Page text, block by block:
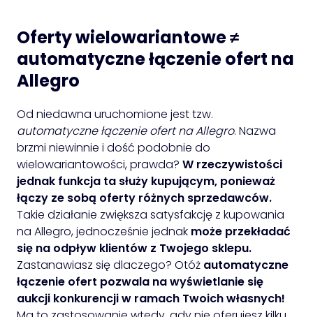
Oferty wielowariantowe ≠
automatyczne łączenie ofert na
Allegro
Od niedawna uruchomione jest tzw.
automatyczne łączenie ofert na Allegro. Nazwa
brzmi niewinnie i dość podobnie do
wielowariantowości, prawda? W rzeczywistości
jednak funkcja ta służy kupującym, ponieważ
łączy ze sobą oferty różnych sprzedawców.
Takie działanie zwiększa satysfakcję z kupowania
na Allegro, jednocześnie jednak może przekładać
się na odpływ klientów z Twojego sklepu.
Zastanawiasz się dlaczego? Otóż automatyczne
łączenie ofert pozwala na wyświetlanie się
aukcji konkurencji w ramach Twoich własnych!